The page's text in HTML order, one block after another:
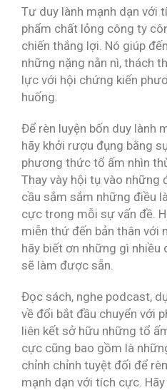
Tư duy lành mạnh dạn với
phẩm chất lỏng công ty
chiến thắng lợi. Nó giúp
những nặng nằn nì, thách
lực với hội chứng kiến
huống.
Để rèn luyện bốn duy lành
hãy khởi rượu đụng bằng
phương thức tổ ấm nhìn
Thay vày hội tụ vào những
cầu sắm sắm những điều
cực trong mỗi sự vấn đề.
miễn thứ đến bản thân với
hãy biết ơn những gì nhiều
sẽ làm được sẵn.
Đọc sách, nghe podcast,
về đổi bắt đầu chuyển với
liên kết sở hữu những tổ
cực cũng bao gồm là
chỉnh chỉnh tuyệt đối để
mạnh dạn với tích cực.